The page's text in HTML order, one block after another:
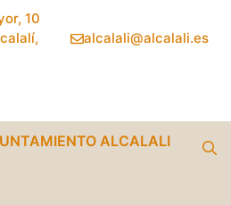
10
alcalali@alcalali.es